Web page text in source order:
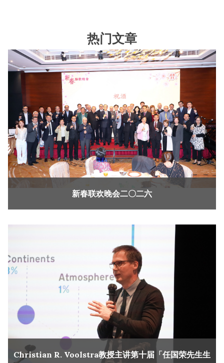
热门文章
新春联欢晚会二〇二六
Christian R. Voolstra教授主讲第十届「任国荣先生生